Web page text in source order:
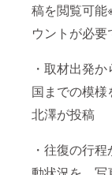
稿を閲覧可能
ウントが必要
・取材出発
国までの模様
北澤が投稿
・往復の行